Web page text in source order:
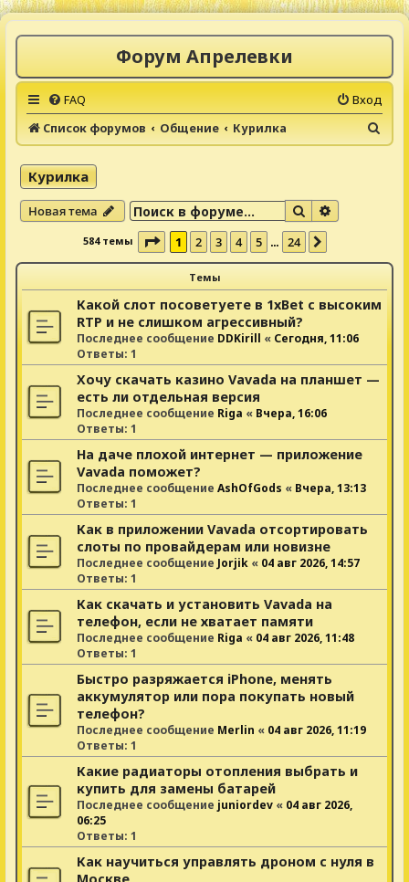
Форум Апрелевки
FAQ
Вход
Список форумов
Общение Курилка
о
Курилка
Новая тема Поиск
584 темы Страница из 24
1 2 3 4 5 … 24
Темы
Какой слот посоветуете в 1xBet с высоким
RTP и не слишком агрессивный?
Последнее сообщение DDKirill « Сегодня, 11:06
Ответы: 1
Хочу скачать казино Vavada на планшет —
есть ли отдельная версия
Последнее сообщение Riga « Вчера, 16:06
Ответы: 1
На даче плохой интернет — приложение
Vavada поможет?
Последнее сообщение AshOfGods « Вчера, 13:13
Ответы: 1
Как в приложении Vavada отсортировать
слоты по провайдерам или новизне
Последнее сообщение Jorjik « 04 авг 2026, 14:57
Ответы: 1
Как скачать и установить Vavada на
телефон, если не хватает памяти
Последнее сообщение Riga « 04 авг 2026, 11:48
Ответы: 1
Быстро разряжается iPhone, менять
аккумулятор или пора покупать новый
телефон?
Последнее сообщение Merlin « 04 авг 2026, 11:19
Ответы: 1
Какие радиаторы отопления выбрать и
купить для замены батарей
Последнее сообщение juniordev « 04 авг 2026,
06:25
Ответы: 1
Как научиться управлять дроном с нуля в